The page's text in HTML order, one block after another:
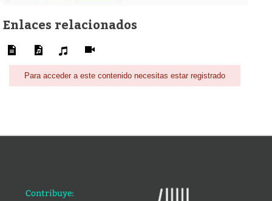
Enlaces relacionados
Para acceder a este contenido necesitas estar registrado
Contribuye: